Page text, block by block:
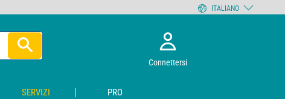
Connettersi
SERVIZI PRO
ITALIANO